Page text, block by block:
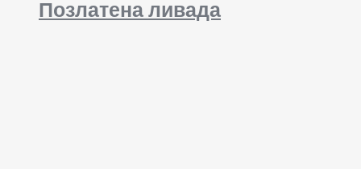
Позлатена ливада